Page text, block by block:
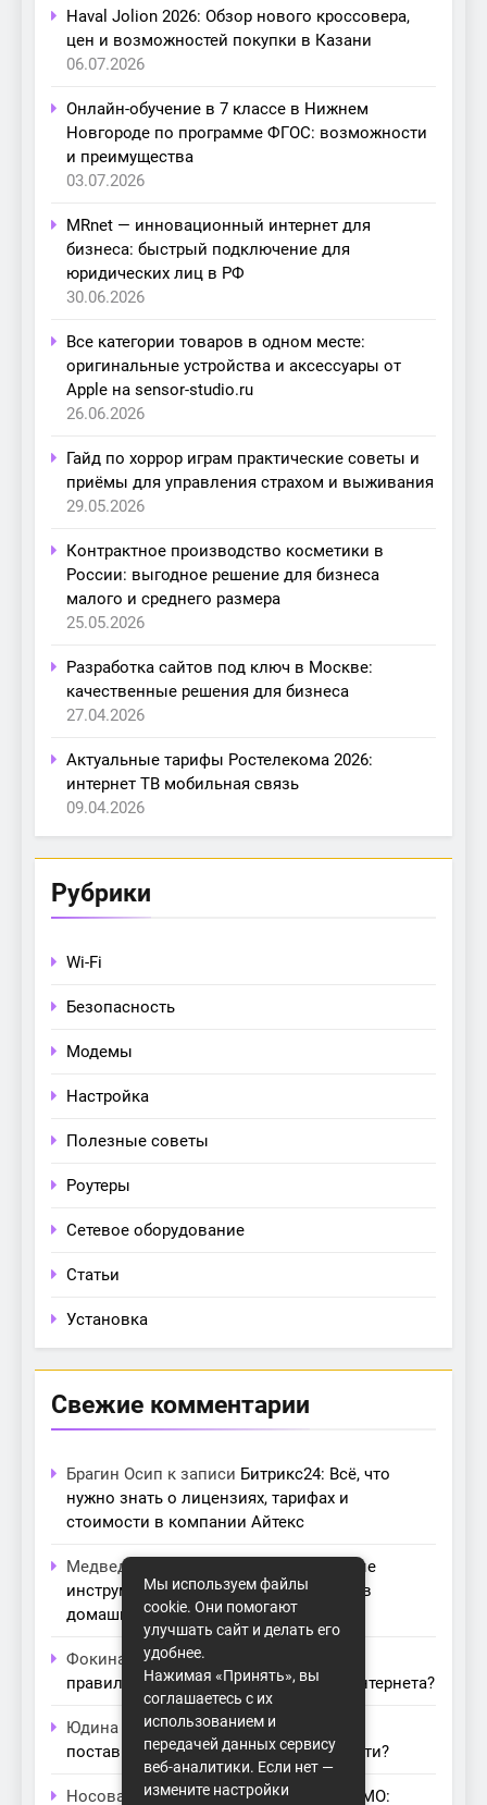
Haval Jolion 2026: Обзор нового кроссовера,
цен и возможностей покупки в Казани
06.07.2026
Онлайн-обучение в 7 классе в Нижнем
Новгороде по программе ФГОС: возможности
и преимущества
03.07.2026
MRnet — инновационный интернет для
бизнеса: быстрый подключение для
юридических лиц в РФ
30.06.2026
Все категории товаров в одном месте:
оригинальные устройства и аксессуары от
Apple на sensor-studio.ru
26.06.2026
Гайд по хоррор играм практические советы и
приёмы для управления страхом и выживания
29.05.2026
Контрактное производство косметики в
России: выгодное решение для бизнеса
малого и среднего размера
25.05.2026
Разработка сайтов под ключ в Москве:
качественные решения для бизнеса
27.04.2026
Актуальные тарифы Ростелекома 2026:
интернет ТВ мобильная связь
09.04.2026
Рубрики
Wi-Fi
Безопасность
Модемы
Настройка
Полезные советы
Роутеры
Сетевое оборудование
Статьи
Установка
Свежие комментарии
Брагин Осип к записи Битрикс24: Всё, что
нужно знать о лицензиях, тарифах и
стоимости в компании Айтекс
Медведева Амалия
Основные
инструменты для создания серверов в
домашних условиях
Фокина Невак записи
правильный модем для домашнего интернета?
Юдина Ивонак записиПроблемы с
поставщиками интернета: как их обойти?
Носова Агатак записиТехнология MIMO:
Мы используем файлы
cookie. Они помогают
улучшать сайт и делать его
удобнее.
Нажимая «Принять», вы
соглашаетесь с их
использованием и
передачей данных сервису
веб-аналитики. Если нет —
измените настройки